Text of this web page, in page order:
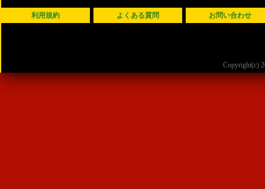
利用規約 よくある質問 お問い合わせ
Copyright(c)